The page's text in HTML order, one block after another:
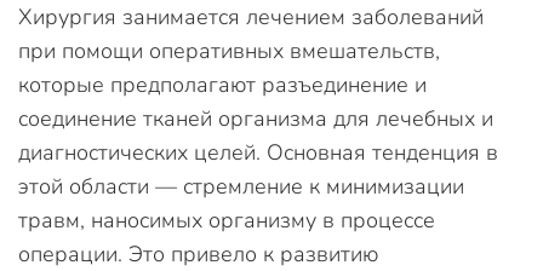
Хирургия занимается лечением заболеваний
при помощи оперативных вмешательств,
которые предполагают разъединение и
соединение тканей организма для лечебных и
диагностических целей. Основная тенденция в
этой области — стремление к минимизации
травм, наносимых организму в процессе
операции. Это привело к развитию